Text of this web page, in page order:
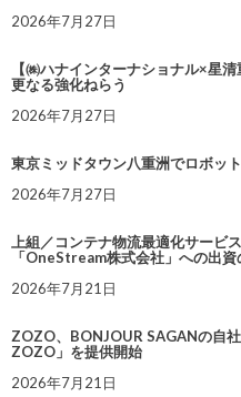
2026年7月27日
【㈱ハナインターナショナル×星
更なる強化ねらう
2026年7月27日
東京ミッドタウン八重洲でロボッ
2026年7月27日
上組／コンテナ物流最適化サービ
「OneStream株式会社」への出資
2026年7月21日
ZOZO、BONJOUR SAGANの自
ZOZO」を提供開始
2026年7月21日